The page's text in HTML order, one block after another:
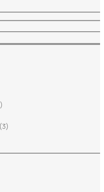
Boostery, dipy,
Cestá, pasty,
Nakladaná
Partikel,
3